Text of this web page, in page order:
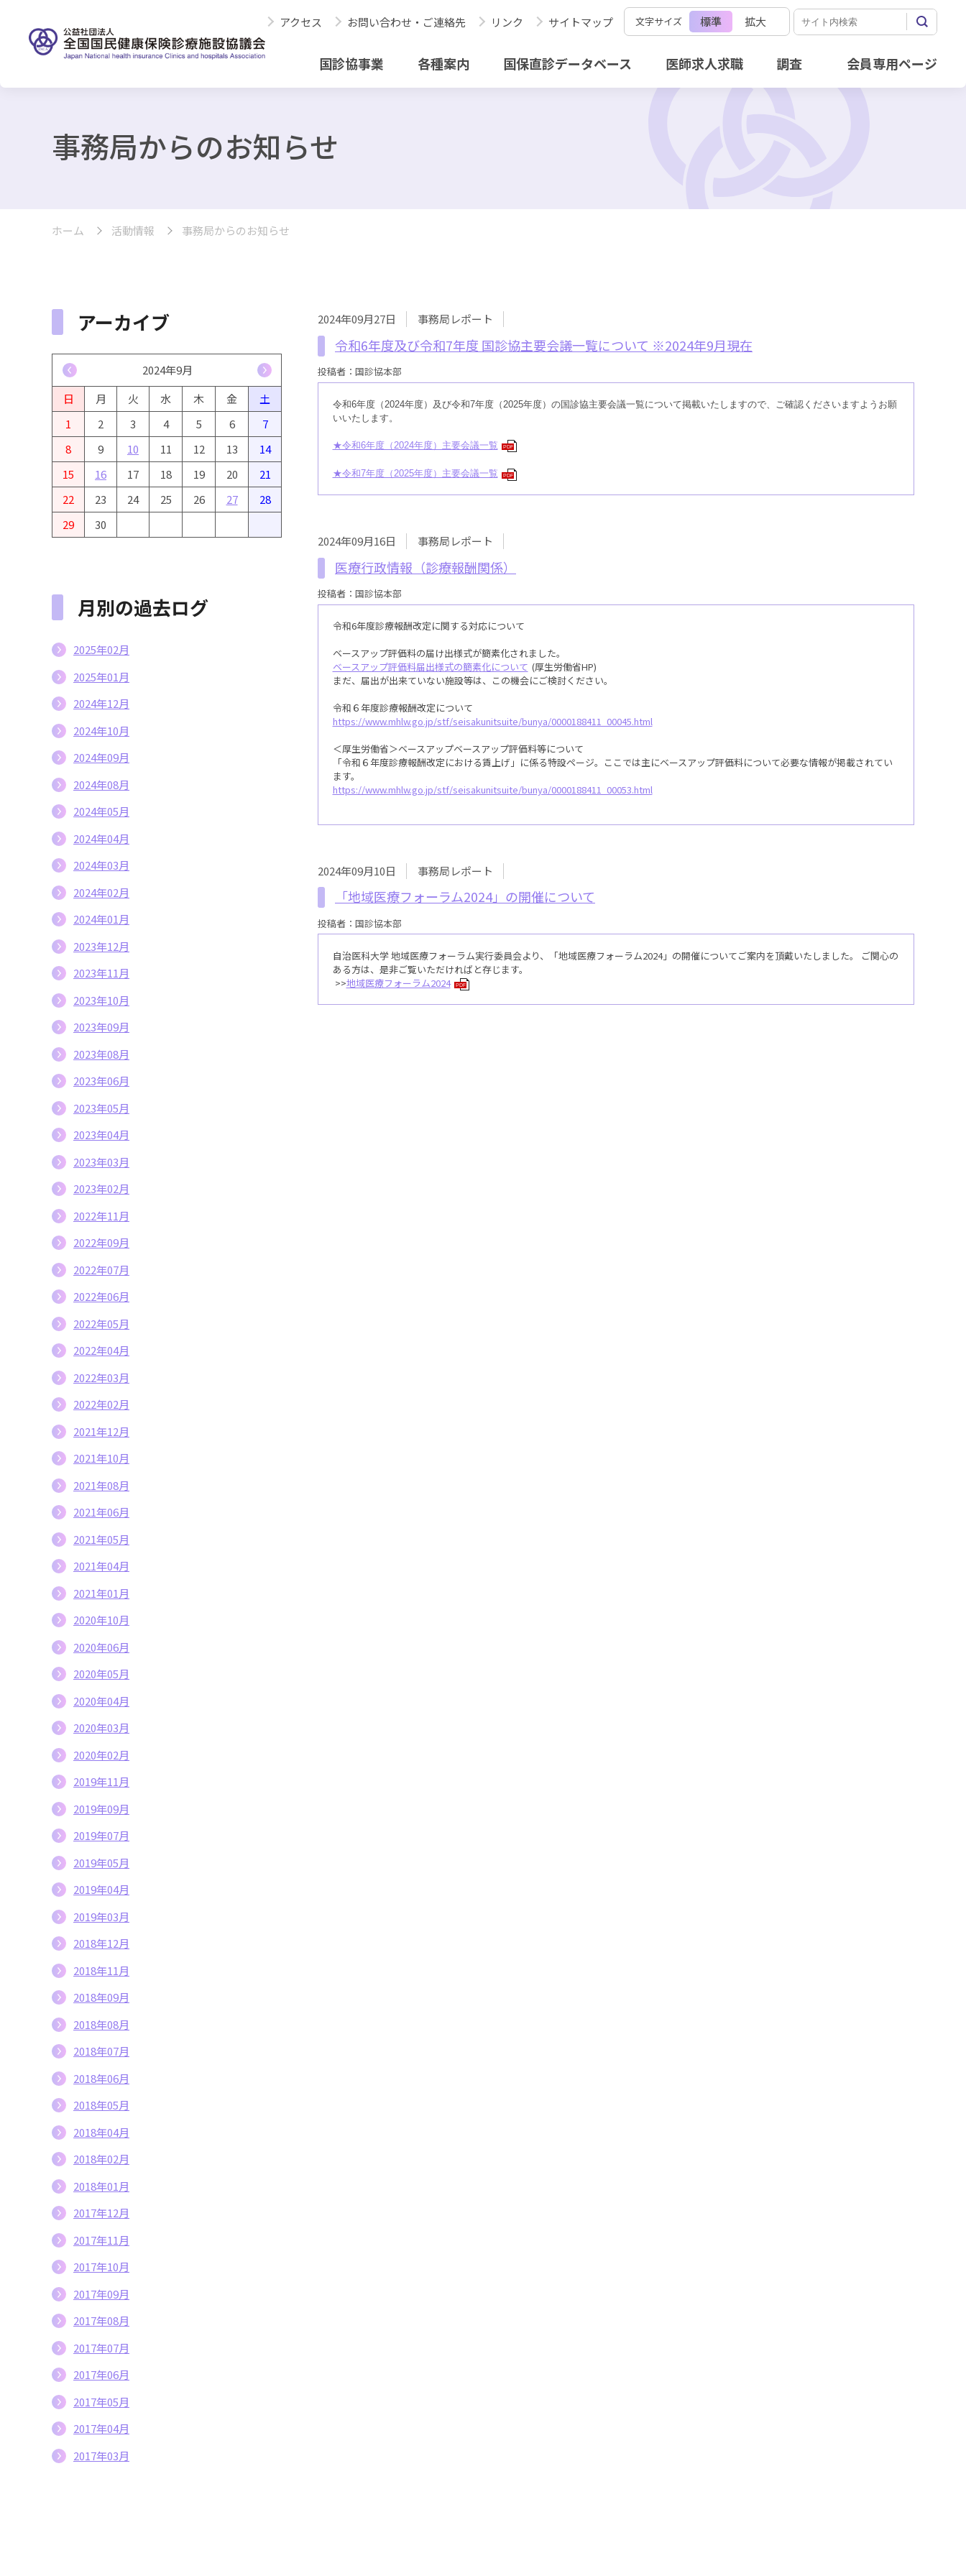
アクセス お問い合わせ・ご連絡先 リンク サイトマップ 文字サイズ 標準 拡大
国診協事業 各種案内 国保直診データベース 医師求人求職 調査 会員専用ページ
事務局からのお知らせ
ホーム 活動情報 事務局からのお知らせ
2024年09月27日 事務局レポート
令和6年度及び令和7年度 国診協主要会議一覧について ※2024年9月現在
投稿者：国診協本部
令和6年度（2024年度）及び令和7年度（2025年度） の国診協主要会議一覧について掲載いたしますので、ご確認くださいますようお願
いいたします。
★令和6年度（2024年度）主要会議一覧 PDF
★令和7年度（2025年度）主要会議一覧 PDF
2024年09月16日 事務局レポート
医療行政情報（診療報酬関係）
投稿者：国診協本部
令和6年度診療報酬改定に関する対応について
ベースアップ評価料の届け出様式が簡素化されました。
ベースアップ評価料届出様式の簡素化について (厚生労働省HP)
まだ、届出が出来ていない施設等は、この機会にご検討ください。
令和６年度診療報酬改定について
https://www.mhlw.go.jp/stf/seisakunitsuite/bunya/0000188411_00045.html
＜厚生労働省＞ベースアップベースアップ評価料等について
「令和６年度診療報酬改定における賃上げ」に係る特設ページ。ここでは主にベースアップ評価料について必要な情報が掲載されてい
ます。
https://www.mhlw.go.jp/stf/seisakunitsuite/bunya/0000188411_00053.html
2024年09月10日 事務局レポート
「地域医療フォーラム2024」の開催について
投稿者：国診協本部
自治医科大学 地域医療フォーラム実行委員会より、「地域医療フォーラム2024」の開催についてご案内を頂戴いたしました。 ご関心の
ある方は、是非ご覧いただければと存じます。
>>地域医療フォーラム2024 PDF
アーカイブ
2024年9月
日
月 火 水 木 金
土
1
2 3 4 5 6
7
8
9 10 11 12 13
14
15
16 17 18 19 20
21
22
23 24 25 26 27
28
29
30
月別の過去ログ
2025年02月
2025年01月
2024年12月
2024年10月
2024年09月
2024年08月
2024年05月
2024年04月
2024年03月
2024年02月
2024年01月
2023年12月
2023年11月
2023年10月
2023年09月
2023年08月
2023年06月
2023年05月
2023年04月
2023年03月
2023年02月
2022年11月
2022年09月
2022年07月
2022年06月
2022年05月
2022年04月
2022年03月
2022年02月
2021年12月
2021年10月
2021年08月
2021年06月
2021年05月
2021年04月
2021年01月
2020年10月
2020年06月
2020年05月
2020年04月
2020年03月
2020年02月
2019年11月
2019年09月
2019年07月
2019年05月
2019年04月
2019年03月
2018年12月
2018年11月
2018年09月
2018年08月
2018年07月
2018年06月
2018年05月
2018年04月
2018年02月
2018年01月
2017年12月
2017年11月
2017年10月
2017年09月
2017年08月
2017年07月
2017年06月
2017年05月
2017年04月
2017年03月